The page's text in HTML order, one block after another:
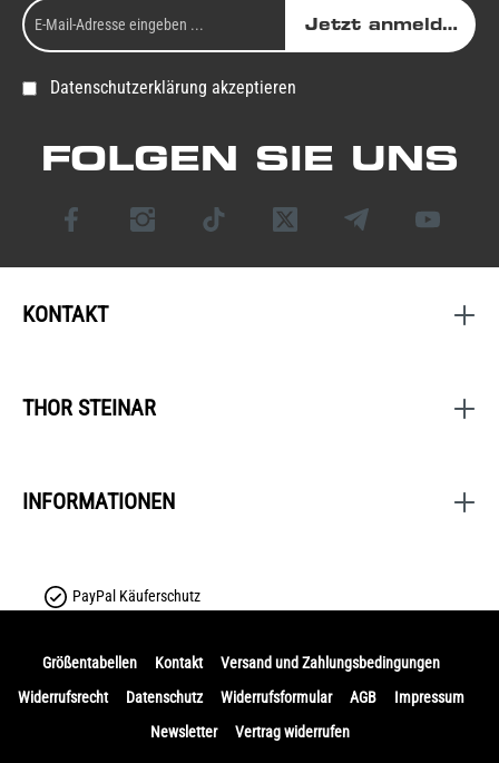
Jetzt anmelden
Datenschutzerklärung akzeptieren
FOLGEN SIE UNS
KONTAKT
THOR STEINAR
INFORMATIONEN
PayPal Käuferschutz
Größentabellen Kontakt
Versand und Zahlungsbedingungen
Widerrufsrecht
Datenschutz Widerrufsformular AGB
Impressum
Newsletter
Vertrag widerrufen